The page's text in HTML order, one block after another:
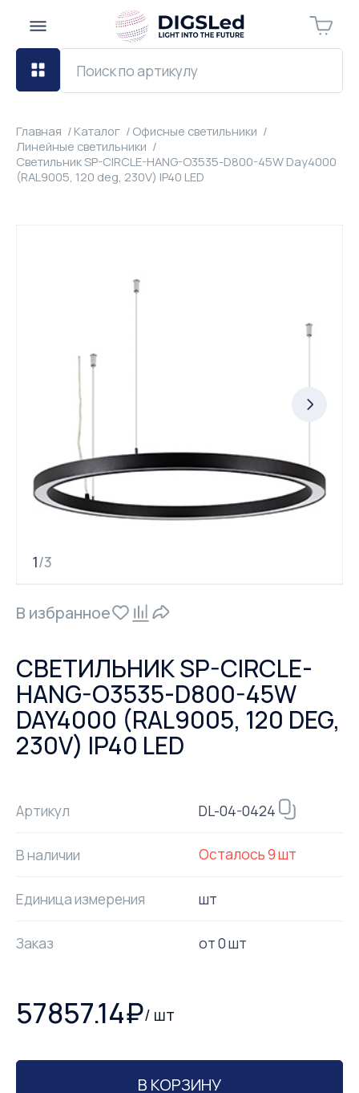
Главная Каталог
Офисные светильники
Линейные светильники
Светильник SP-CIRCLE-HANG-O3535-D800-45W Day4000
(RAL9005, 120 deg, 230V) IP40 LED
1/3
В избранное
СВЕТИЛЬНИК SP-CIRCLE-
HANG-O3535-D800-45W
DAY4000 (RAL9005, 120 DEG,
230V) IP40 LED
Артикул DL-04-0424
В наличии Осталось9шт
Единица измерения шт
Заказ от0шт
57857.14₽/ шт
В КОРЗИНУ